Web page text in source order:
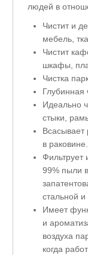
людей в
Чистит и
мебель,
Чистит
шкафы,
Чистка
Глубинная
Идеально
стыки,
Всасывает
в раковине.
Фильтрует
99% пыли
стальной и
Имеет
и
воздуха
когда